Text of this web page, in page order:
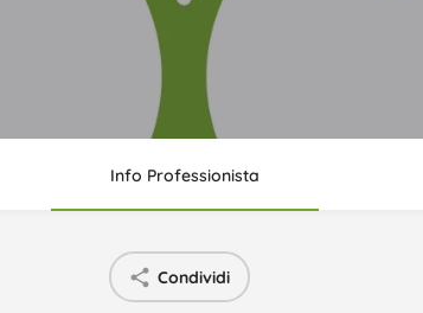
Info Professionista
Condividi